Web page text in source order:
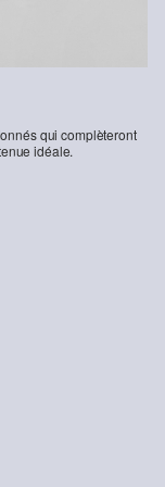
qui complèteront
idéale.